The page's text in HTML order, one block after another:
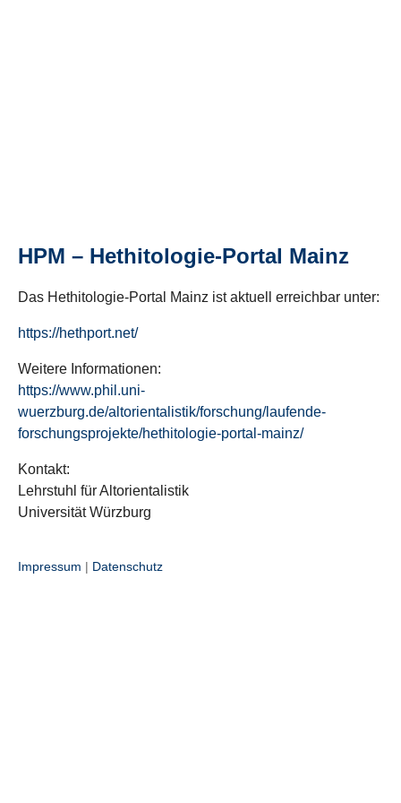
HPM – Hethitologie-Portal Mainz
Das Hethitologie-Portal Mainz ist aktuell erreichbar unter:
https://hethport.net/
Weitere Informationen:
https://www.phil.uni-
wuerzburg.de/altorientalistik/forschung/laufende-
forschungsprojekte/hethitologie-portal-mainz/
Kontakt:
Lehrstuhl für Altorientalistik
Universität Würzburg
Impressum | Datenschutz